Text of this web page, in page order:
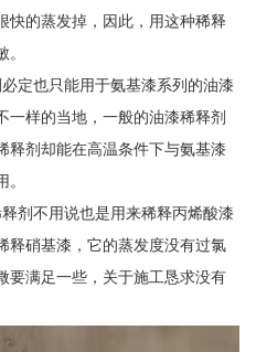
快的蒸发掉，因此，用这种稀释
定也只能用于氨基漆系列的油漆
一样的当地，一般的油漆稀释剂
释剂却能在高温条件下与氨基漆
剂不用说也是用来稀释丙烯酸漆
释硝基漆，它的蒸发度没有过氯
要满足一些，关于施工恳求没有